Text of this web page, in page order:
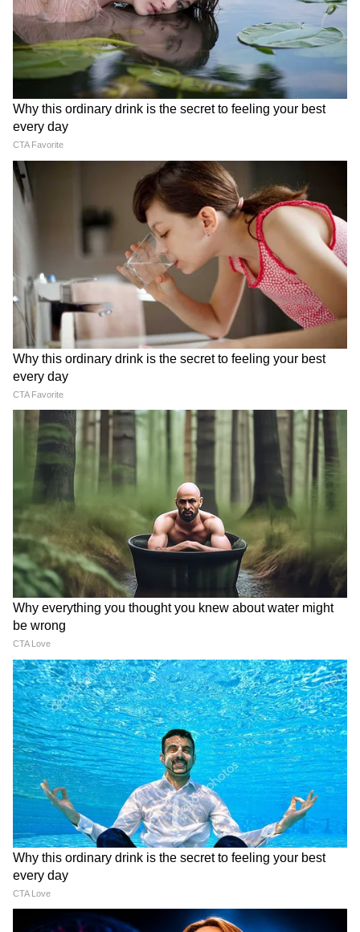
উল্লেখ্য, এর আগে নিয়ন্ত্রক বার্তা হোয়াইটলিস্টিং
বাস্তবায়নের জন্য সময়সীমা বাড়িয়েছিল। টেলিকম
অপারেটরদের সঙ্গে ইউআরএল এবং কলব্যাক নম্বর
নিবন্ধন করতে হবে ১ অক্টোবর পর্যন্ত, টেলিমার্কেটর
এবং PE-কে টেলিকমের ব্লকচেইন-ভিত্তিক
ডিস্ট্রিবিউটেড লেজার টেকনোলজি (DLT)
প্ল্যাটফর্মের সাথে একীভূত করার সময় দেয়৷
আসলে ট্রাই একটি নিরাপদ টেলিকম পরিষেবা
নিশ্চিত করার জন্য বিভিন্ন উদ্যোগ বাস্তবায়ন
করেছে। যার মধ্যে রয়েছে ১.৮ মিলিয়নেরও বেশি
টেলিকম সংস্থান সংযোগ বিচ্ছিন্ন করা এবং হেডার
ও বার্তা টেমপ্লেটের অপব্যবহার রোধ করতে
৮০০টিরও বেশি সংস্থাকে কালো তালিকাভুক্ত করা
হয়েছে। গত ১ অক্টোবর, ২০২৪ থেকে, "140xx"
সিরিজের সাথে শুরু হওয়া সমস্ত টেলিমার্কেটিং
কলগুলি উন্নত পর্যবেক্ষণের জন্য DLT প্ল্যাটফর্মে
স্থানান্তরিত করা হয়েছে।
আরও খবরের আপডেট পেতে চোখ রাখুন
আমাদের হোয়াটসঅ্যাপ চ্যানেলে, ক্লিক করুন
এখানে।